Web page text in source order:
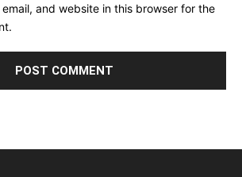
email, and website in this browser for the